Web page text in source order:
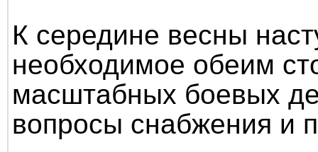
К середине весны
необходимое обеим
масштабных боевых
вопросы снабжения и